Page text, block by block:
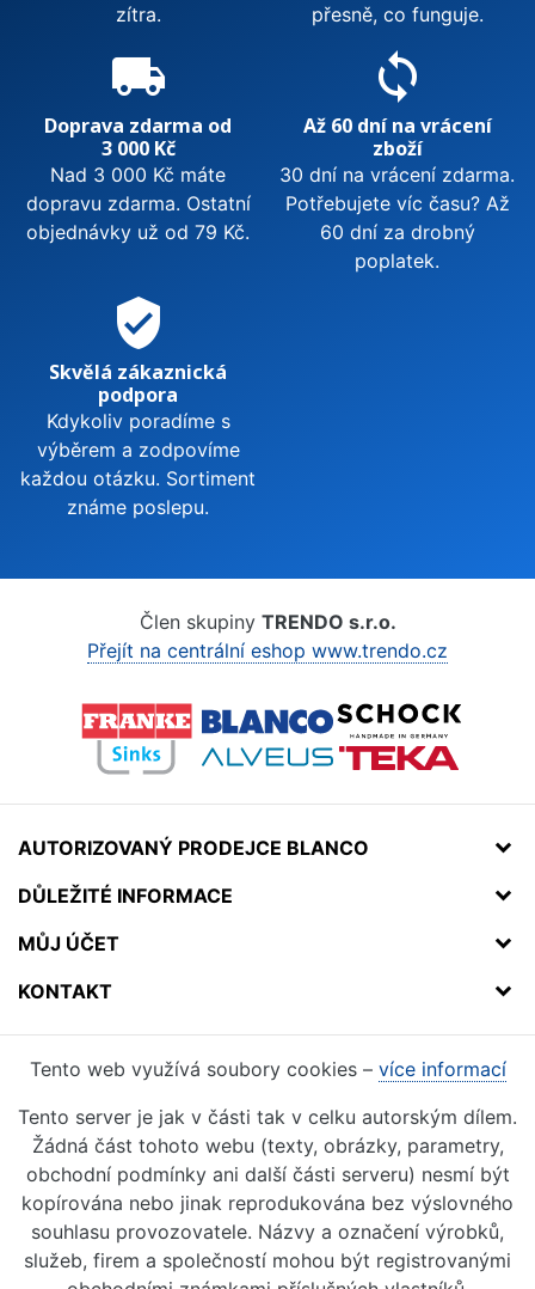
zítra.
přesně, co funguje.
local_shipping
Doprava zdarma od
3 000 Kč
Nad 3 000 Kč máte
dopravu zdarma. Ostatní
objednávky už od 79 Kč.
sync
Až 60 dní na vrácení
zboží
30 dní na vrácení zdarma.
Potřebujete víc času? Až
60 dní za drobný
poplatek.
verified_user
Skvělá zákaznická
podpora
Kdykoliv poradíme s
výběrem a zodpovíme
každou otázku. Sortiment
známe poslepu.
Člen skupiny TRENDO s.r.o.
Přejít na centrální eshop www.trendo.cz
AUTORIZOVANÝ PRODEJCE BLANCO
DŮLEŽITÉ INFORMACE
MŮJ ÚČET
KONTAKT
Tento web využívá soubory cookies – více informací
Tento server je jak v části tak v celku autorským dílem.
Žádná část tohoto webu (texty, obrázky, parametry,
obchodní podmínky ani další části serveru) nesmí být
kopírována nebo jinak reprodukována bez výslovného
souhlasu provozovatele. Názvy a označení výrobků,
služeb, firem a společností mohou být registrovanými